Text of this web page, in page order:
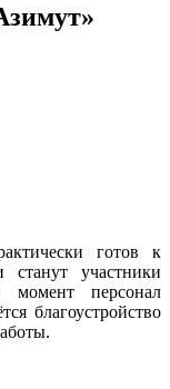
готов к
участники
персонал
благоустройство